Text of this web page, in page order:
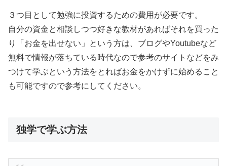
３つ目として勉強に投資するための費用が必要です。
自分の資金と相談しつつ好きな教材があればそれを買った
り「お金を出せない」という方は、ブログやYoutubeなど
無料で情報が落ちている時代なので参考のサイトなどをみ
つけて学ぶという方法をとればお金をかけずに始めること
も可能ですので参考にしてください。
独学で学ぶ方法